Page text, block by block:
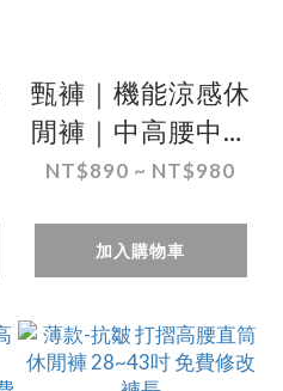
甄褲｜機能涼感休
閒褲｜中高腰中直
筒・超薄速乾・細
吋）免費改長
NT$890 ~ NT$980
加入購物車